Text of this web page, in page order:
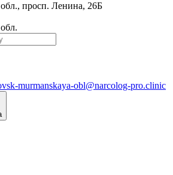
просп. Ленина, 26Б
murmanskaya-obl@narcolog-pro.clinic